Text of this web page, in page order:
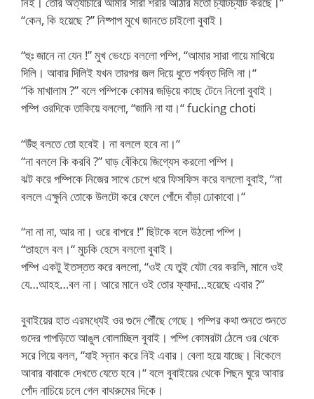
“কেন, কি হয়েছে ?” নিষ্পাপ মুখে জানতে চাইলো বুবাই।
“হুঃ জানে না যেন !” মুখ ভেংচে বললো পম্পি, “আমার সারা গায়ে মাখিয়ে
দিলি। আবার দিলিই যখন তারপর জল দিয়ে ধুতে পর্যন্ত দিলি না।“
“কি মাখালাম ?” বলে পম্পিকে কোমর জড়িয়ে কাছে টেনে নিলো বুবাই।
পম্পি ওরদিকে তাকিয়ে বললো, “জানি না যা।“ fucking choti
“উঁহু বলতে তো হবেই। না বললে হবে না।“
“না বললে কি করবি ?” ঘাড় বেঁকিয়ে জিগ্যেস করলো পম্পি।
ঝট করে পম্পিকে নিজের সাথে চেপে ধরে ফিসফিস করে বললো বুবাই, “না
বললে এক্ষুনি তোকে উলটো করে ফেলে পোঁদে বাঁড়া ঢোকাবো।“
“না না না, আর না। ওরে বাপরে !” ছিটকে বলে উঠলো পম্পি।
“তাহলে বল।“ মুচকি হেসে বললো বুবাই।
পম্পি একটু ইতস্তত করে বললো, “ওই যে তুই যেটা বের করলি, মানে ওই
যে…আহহ…বল না। আরে মানে ওই তোর ফ্যাদা…হয়েছে এবার ?”
বুবাইয়ের হাত এরমধ্যেই ওর গুদে পৌঁছে গেছে। পম্পির কথা শুনতে শুনতে
গুদের পাপড়িতে আঙুল বোলাচ্ছিল বুবাই। পম্পি কোমরটা ঠেলে ওর থেকে
সরে গিয়ে বলল, “যাই স্নান করে নিই এবার। বেলা হয়ে যাচ্ছে। বিকেলে
আবার বাবাকে দেখতে যেতে হবে।“ বলে বুবাইয়ের থেকে পিছন ঘুরে আবার
পোঁদ নাচিয়ে চলে গেল বাথরুমের দিকে।